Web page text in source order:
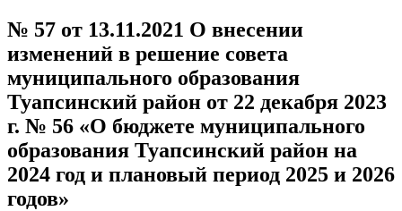
№ 57 от 13.11.2021 О внесении
изменений в решение совета
муниципального образования
Туапсинский район от 22 декабря 2023
г. № 56 «О бюджете муниципального
образования Туапсинский район на
2024 год и плановый период 2025 и 2026
годов»